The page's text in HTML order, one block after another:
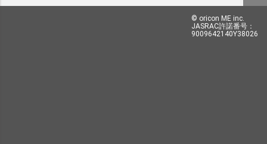
© oricon ME inc.
JASRAC許諾番号：
9009642140Y38026